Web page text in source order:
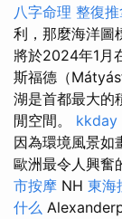
八字命理 整復
利，那麼海洋圖
將於2024年1月
斯福德（
湖是首都最大的
閒空間。 kkday
因為環境風景如
歐洲最令人興奮
市按摩 NH 東海
什么